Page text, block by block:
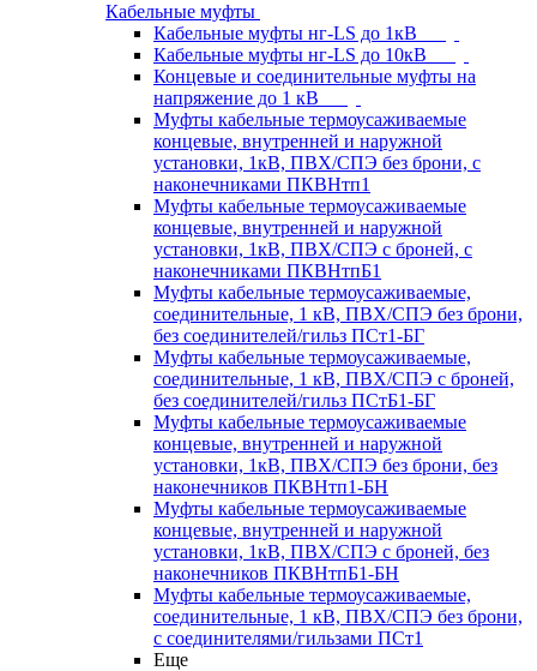
Кабельные муфты
Кабельные муфты нг-LS до 1кВ
Кабельные муфты нг-LS до 10кВ
Концевые и соединительные муфты на
напряжение до 1 кВ
Муфты кабельные термоусаживаемые
концевые, внутренней и наружной
установки, 1кВ, ПВХ/СПЭ без брони, с
наконечниками ПКВНтп1
Муфты кабельные термоусаживаемые
концевые, внутренней и наружной
установки, 1кВ, ПВХ/СПЭ с броней, с
наконечниками ПКВНтпБ1
Муфты кабельные термоусаживаемые,
соединительные, 1 кВ, ПВХ/СПЭ без брони,
без соединителей/гильз ПСт1-БГ
Муфты кабельные термоусаживаемые,
соединительные, 1 кВ, ПВХ/СПЭ с броней,
без соединителей/гильз ПСтБ1-БГ
Муфты кабельные термоусаживаемые
концевые, внутренней и наружной
установки, 1кВ, ПВХ/СПЭ без брони, без
наконечников ПКВНтп1-БН
Муфты кабельные термоусаживаемые
концевые, внутренней и наружной
установки, 1кВ, ПВХ/СПЭ с броней, без
наконечников ПКВНтпБ1-БН
Муфты кабельные термоусаживаемые,
соединительные, 1 кВ, ПВХ/СПЭ без брони,
с соединителями/гильзами ПСт1
Еще